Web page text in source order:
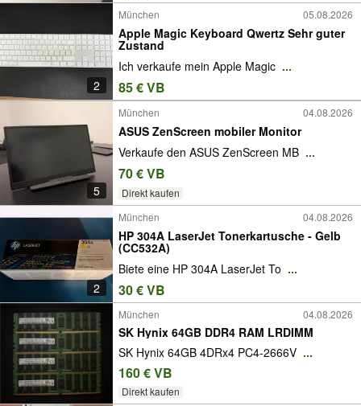
2
München 05.08.2026
Apple Magic Keyboard Qwertz Sehr guter
Zustand
Ich verkaufe mein Apple Magic ...
85 € VB
5
München 04.08.2026
ASUS ZenScreen mobiler Monitor
Verkaufe den ASUS ZenScreen MB ...
70 € VB
Direkt kaufen
2
München 04.08.2026
HP 304A LaserJet Tonerkartusche - Gelb
(CC532A)
Biete eine HP 304A LaserJet To ...
30 € VB
München 04.08.2026
SK Hynix 64GB DDR4 RAM LRDIMM
SK Hynix 64GB 4DRx4 PC4-2666V ...
160 € VB
Direkt kaufen